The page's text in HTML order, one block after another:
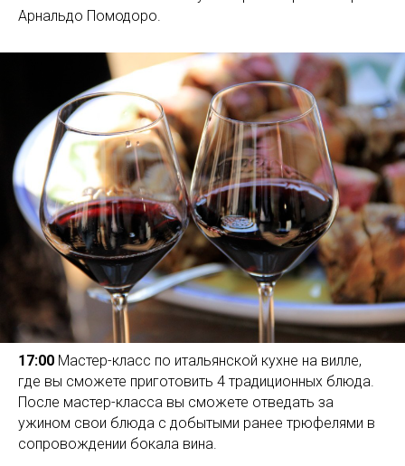
Арнальдо Помодоро.
17:00 Мастер-класс по итальянской кухне на вилле,
где вы сможете приготовить 4 традиционных блюда.
После мастер-класса вы сможете отведать за
ужином свои блюда с добытыми ранее трюфелями в
сопровождении бокала вина.